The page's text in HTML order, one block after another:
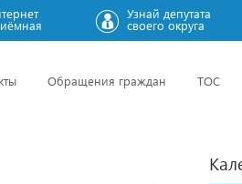
Узнай депутата
своего округа
Обращения граждан ТОС